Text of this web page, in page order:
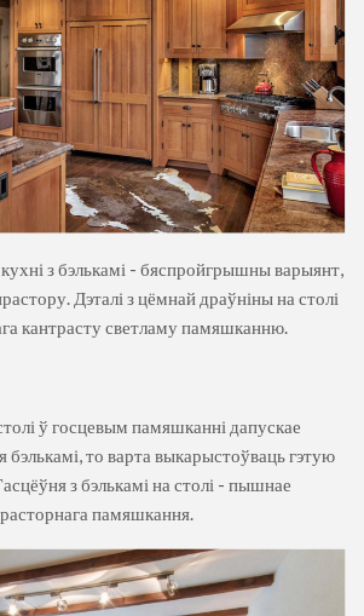
з бэлькамі - бяспройгрышны варыянт,
Дэталі з цёмнай драўніны на столі
кантрасту светламу памяшканню.
ў госцевым памяшканні дапускае
бэлькамі, то варта выкарыстоўваць гэтую
з бэлькамі на столі - пышнае
памяшкання.